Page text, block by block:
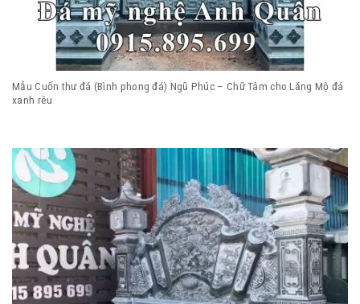
Mẫu Cuốn thư đá (Bình phong đá) Ngũ Phúc – Chữ Tâm cho Lăng Mộ đá
xanh rêu